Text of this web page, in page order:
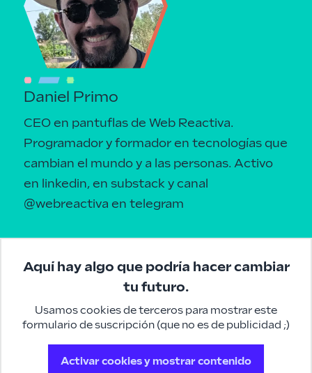
Daniel Primo
CEO en pantuflas de Web Reactiva.
Programador y formador en tecnologías que
cambian el mundo y a las personas. Activo
en linkedin, en substack y canal
@webreactiva en telegram
Aquí hay algo que podría hacer cambiar
tu futuro.
Usamos cookies de terceros para mostrar este
formulario de suscripción (que no es de publicidad ;)
Activar cookies y mostrar contenido